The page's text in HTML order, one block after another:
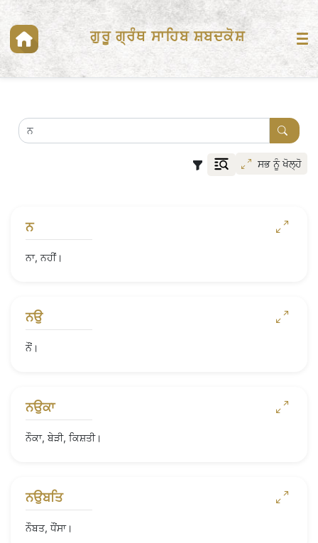
ਗੁਰੂ ਗ੍ਰੰਥ ਸਾਹਿਬ ਸ਼ਬਦਕੋਸ਼
ਸਭ ਨੂੰ ਖੋਲ੍ਹੋ
ਨ
ਨਾ, ਨਹੀਂ।
ਨਉ
ਨੌਂ।
ਨਉਕਾ
ਨੌਕਾ, ਬੇੜੀ, ਕਿਸ਼ਤੀ।
ਨਉਬਤਿ
ਨੌਬਤ, ਧੌਂਸਾ।